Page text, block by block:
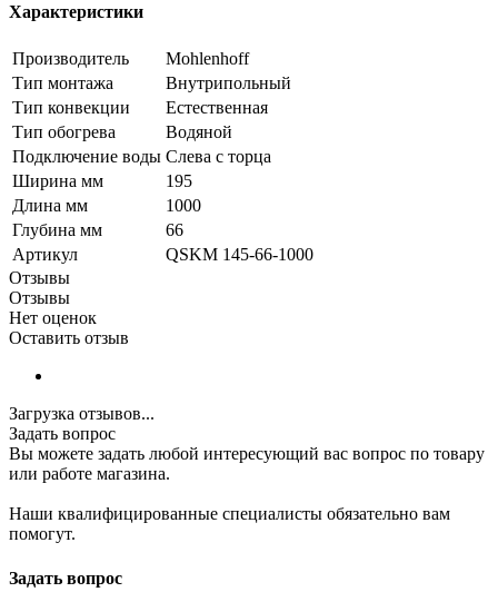
Характеристики
Производитель
Mohlenhoff
Тип монтажа
Внутрипольный
Тип конвекции
Естественная
Тип обогрева
Водяной
Подключение воды Слева с торца
Ширина мм
195
Длина мм
1000
Глубина мм
66
Артикул
QSKM 145-66-1000
Отзывы
Отзывы
Нет оценок
Оставить отзыв
Загрузка отзывов...
Задать вопрос
Вы можете задать любой интересующий вас вопрос по товару
или работе магазина.
Наши квалифицированные специалисты обязательно вам
помогут.
Задать вопрос